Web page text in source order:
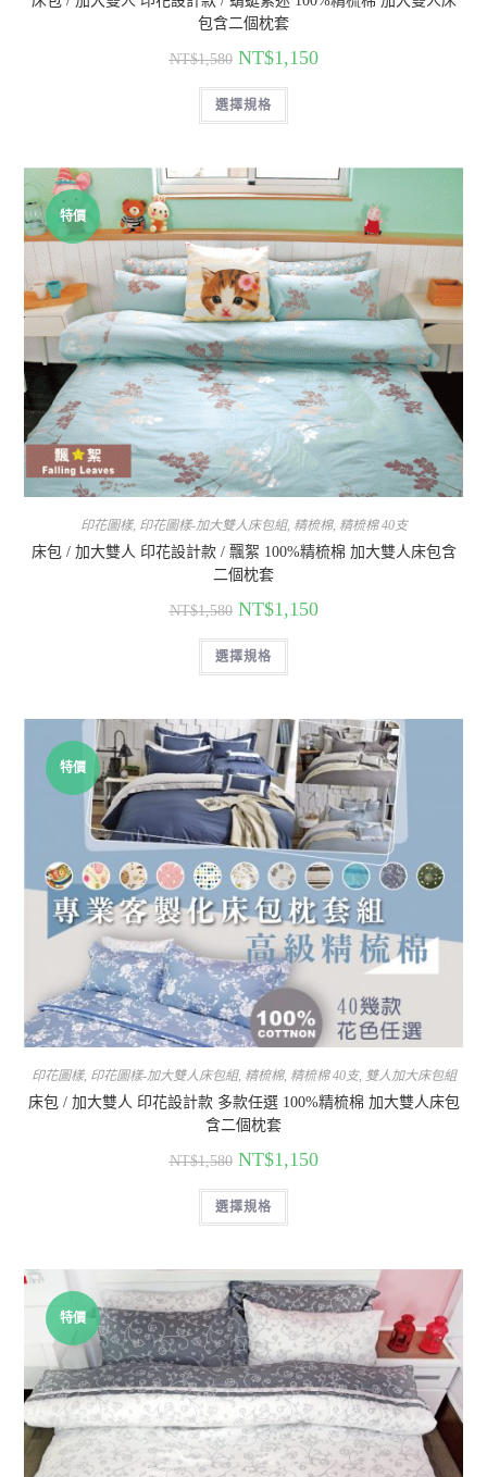
包含二個枕套
NT$1,580 NT$1,150
選擇規格
特價
印花圖樣, 印花圖樣-加大雙人床包組, 精梳棉, 精梳棉 40支
床包 / 加大雙人 印花設計款 / 飄絮 100%精梳棉 加大雙人床包含
二個枕套
NT$1,580 NT$1,150
選擇規格
特價
印花圖樣, 印花圖樣-加大雙人床包組, 精梳棉, 精梳棉 40支, 雙人加大床包組
床包 / 加大雙人 印花設計款 多款任選 100%精梳棉 加大雙人床包
含二個枕套
NT$1,580 NT$1,150
選擇規格
特價